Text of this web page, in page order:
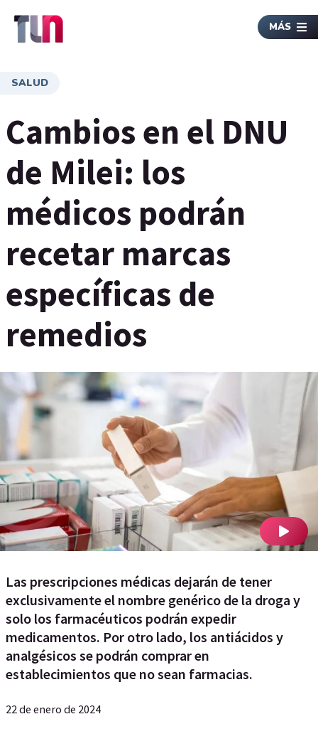
MÁS
SALUD
Cambios en el DNU
de Milei: los
médicos podrán
recetar marcas
específicas de
remedios
Las prescripciones médicas dejarán de tener
exclusivamente el nombre genérico de la droga y
solo los farmacéuticos podrán expedir
medicamentos. Por otro lado, los antiácidos y
analgésicos se podrán comprar en
establecimientos que no sean farmacias.
22 de enero de 2024